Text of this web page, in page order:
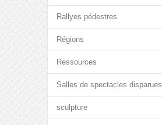
Rallyes pédestres
Régions
Ressources
Salles de spectacles disparues
sculpture